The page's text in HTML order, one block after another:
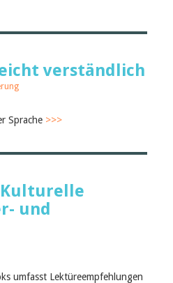
verständlich
Sprache >>>
Kulturelle
und
umfasst Lektüreempfehlungen